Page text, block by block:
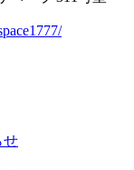
せ